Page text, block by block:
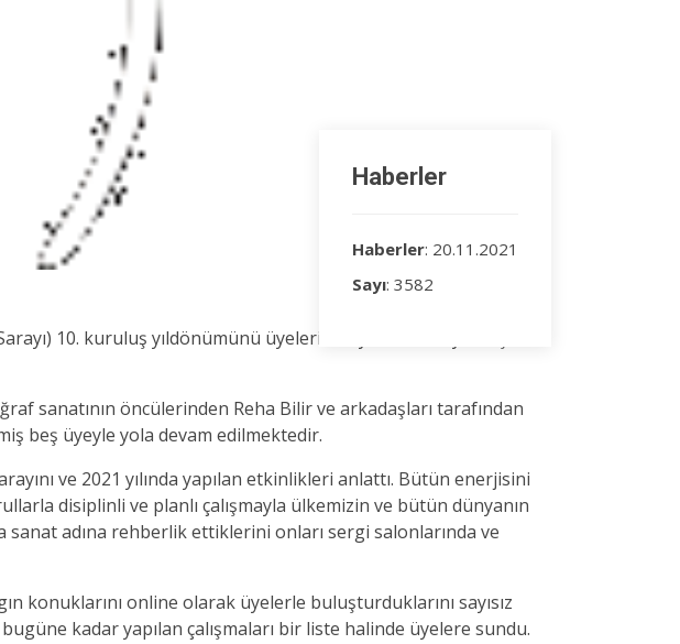
Haberler
Haberler: 20.11.2021
Sayı: 3582
10. kuruluş yıldönümünü üyelerin büyük katılımıyla coşkulu
sanatının öncülerinden Reha Bilir ve arkadaşları tarafından
beş üyeyle yola devam edilmektedir.
ve 2021 yılında yapılan etkinlikleri anlattı. Bütün enerjisini
disiplinli ve planlı çalışmayla ülkemizin ve bütün dünyanın
adına rehberlik ettiklerini onları sergi salonlarında ve
konuklarını online olarak üyelerle buluşturduklarını sayısız
kadar yapılan çalışmaları bir liste halinde üyelere sundu.